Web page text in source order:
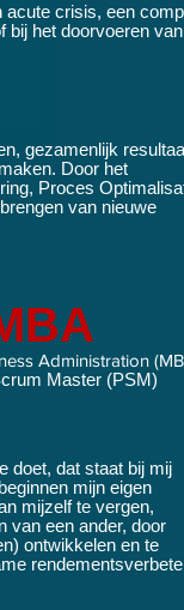
acute crisis, een
bij het doorvoeren van
gezamenlijk
Door het
Proces
van nieuwe
Administration
Master (PSM)
doet, dat staat bij mij
mijn eigen
mijzelf te vergen,
van een ander, door
ontwikkelen en te